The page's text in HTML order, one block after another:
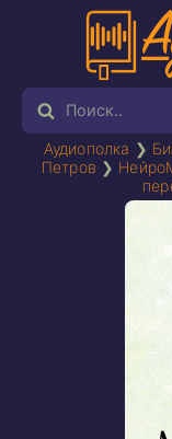
Аудиополка ❯
Петров ❯